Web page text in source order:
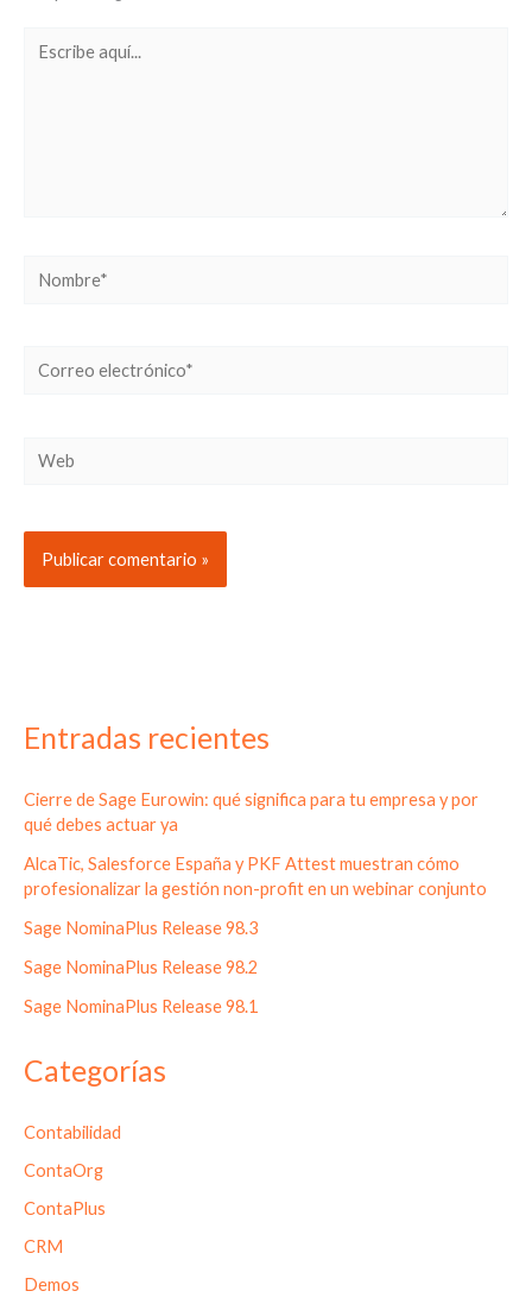
aquí...
electrónico*
Entradas recientes
Cierre de Sage Eurowin: qué significa para tu empresa y por
qué debes actuar ya
AlcaTic, Salesforce España y PKF Attest muestran cómo
profesionalizar la gestión non-profit en un webinar conjunto
Sage NominaPlus Release 98.3
Sage NominaPlus Release 98.2
Sage NominaPlus Release 98.1
Categorías
Contabilidad
ContaOrg
ContaPlus
CRM
Demos